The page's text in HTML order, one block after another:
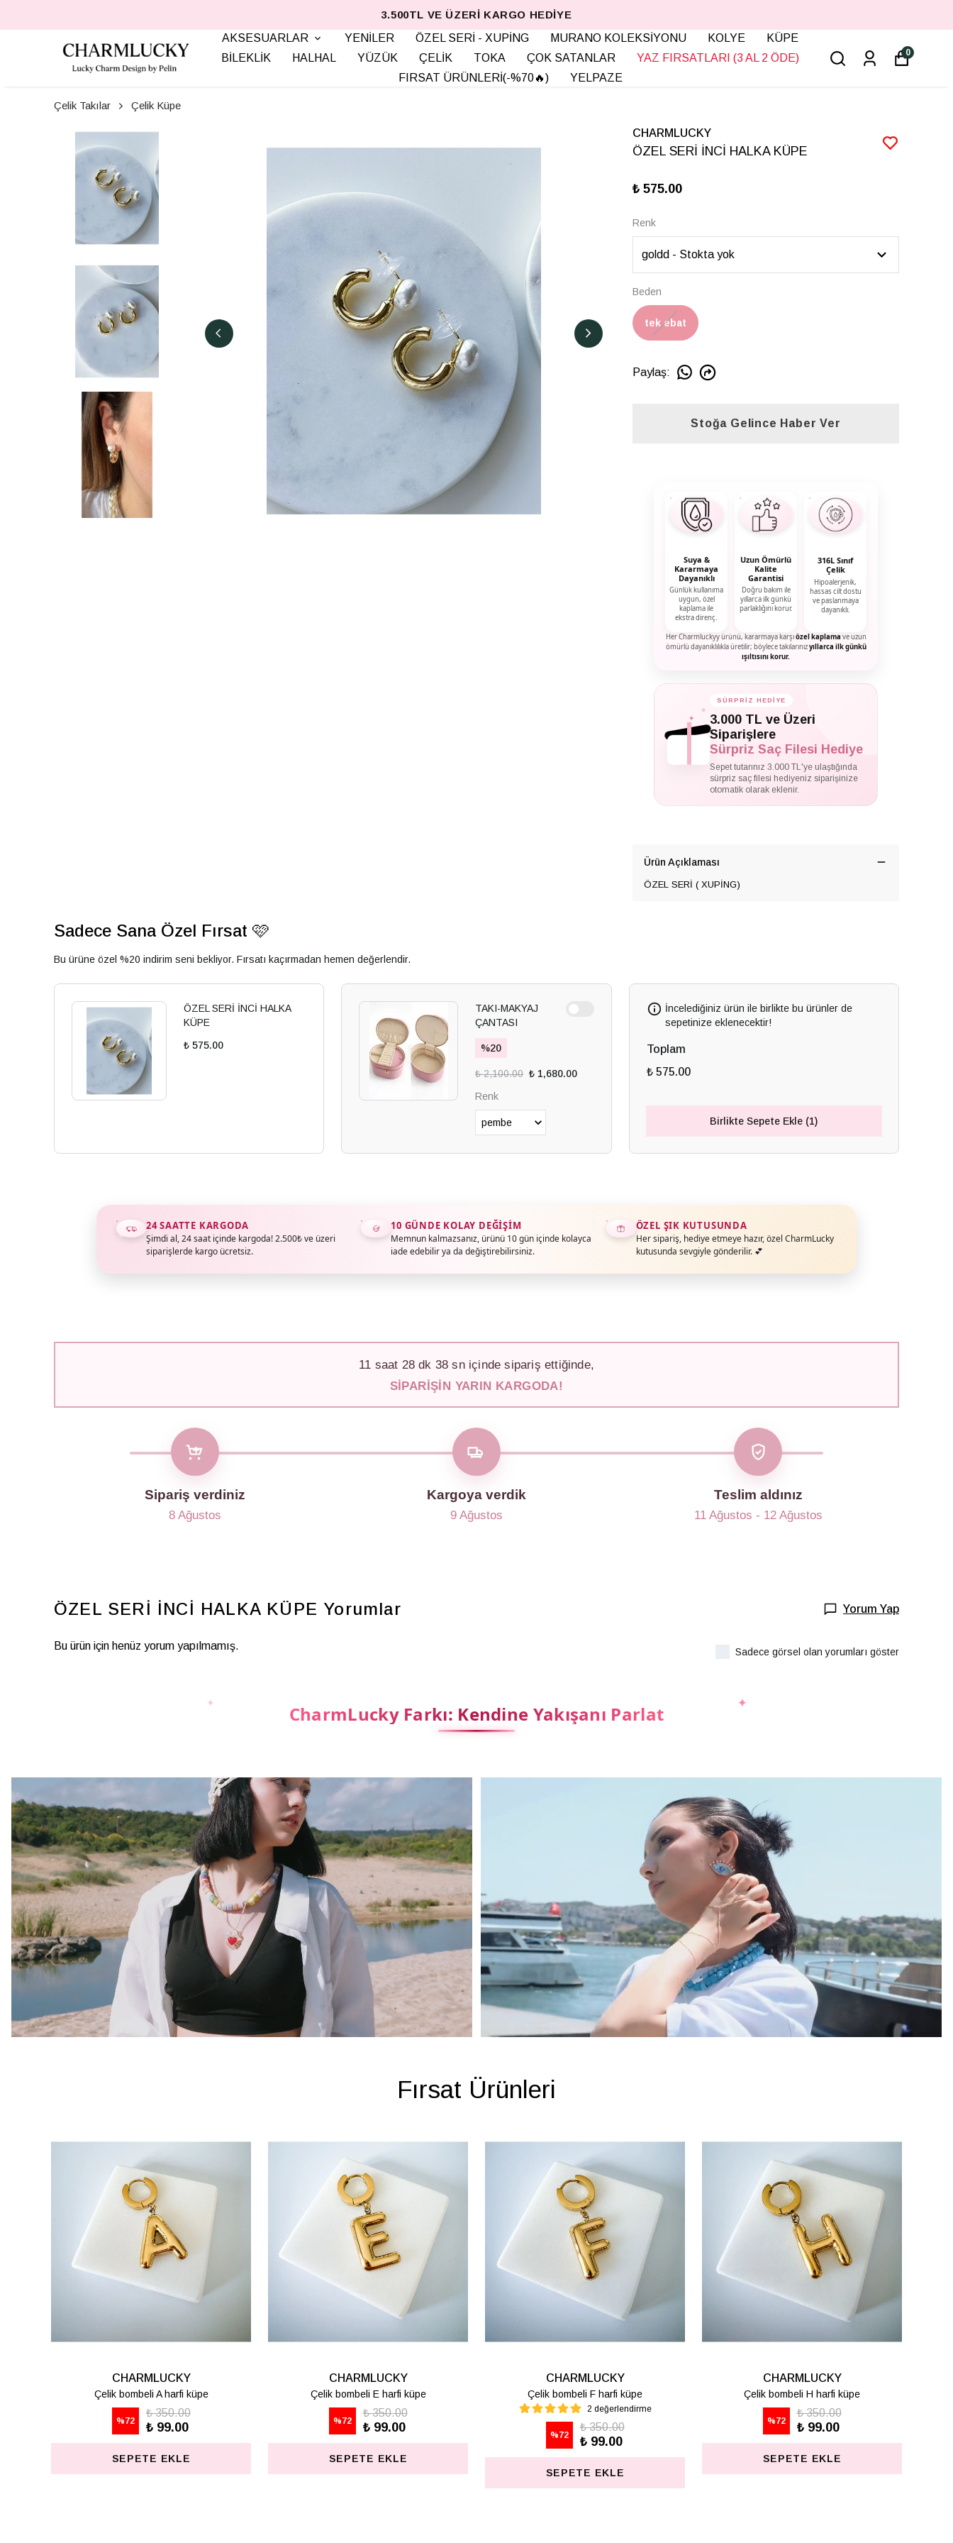
3.500TL VE ÜZERI KARGO HEDIYE
AKSESUARLAR
YENİLER ÖZEL SERİ - XUPİNG MURANO KOLEKSİYONU KOLYE
KÜPE
BİLEKLİK
HALHAL YÜZÜK ÇELİK TOKA ÇOK SATANLAR
YAZ FIRSATLARI (3 AL 2 ÖDE)
FIRSAT ÜRÜNLERİ(-%70🔥)
YELPAZE
0
Çelik Takılar Çelik Küpe
CHARMLUCKY
ÖZEL SERİ İNCİ HALKA KÜPE
₺ 575.00
Renk
Beden
tek ebat
Paylaş:
Stoğa Gelince Haber Ver
Suya &
Kararmaya
Dayanıklı
Günlük kullanıma
uygun, özel
kaplama ile
ekstra direnç.
Uzun Ömürlü
Kalite
Garantisi
Doğru bakım ile
yıllarca ilk günkü
parlaklığını korur.
316L Sınıf
Çelik
Hipoalerjenik,
hassas cilt dostu
ve paslanmaya
dayanıklı.
Her Charmluckyy ürünü, kararmaya karşıözel kaplama ve uzun
ömürlü dayanıklılıkla üretilir; böylece takılarınızyıllarca ilk günkü
ışıltısını korur.
✦
✦
SÜRPRİZ HEDİYE
3.000 TL ve Üzeri
Siparişlere
Sürpriz Saç Filesi Hediye
Sepet tutarınız 3.000 TL'ye ulaştığında
sürpriz saç filesi hediyeniz siparişinize
otomatik olarak eklenir.
Ürün Açıklaması
ÖZEL SERİ ( XUPİNG)
Sadece Sana Özel Fırsat 🩷
Bu ürüne özel %20 indirim seni bekliyor. Fırsatı kaçırmadan hemen değerlendir.
ÖZEL SERİ İNCİ HALKA
KÜPE
₺ 575.00
TAKI-MAKYAJ
ÇANTASI
%20
₺ 2,100.00 ₺ 1,680.00
Renk
İncelediğiniz ürün ile birlikte bu ürünler de
sepetinize eklenecektir!
Toplam
₺ 575.00
Birlikte Sepete Ekle (1)
24 SAATTE KARGODA
Şimdi al, 24 saat içinde kargoda! 2.500₺ ve üzeri
siparişlerde kargo ücretsiz.
10 GÜNDE KOLAY DEĞIŞIM
Memnun kalmazsanız, ürünü 10 gün içinde kolayca
iade edebilir ya da değiştirebilirsiniz.
ÖZEL ŞIK KUTUSUNDA
Her sipariş, hediye etmeye hazır, özel CharmLucky
kutusunda sevgiyle gönderilir. 💕
11 saat 28dk 35 sn içinde sipariş ettiğinde,
SIPARIŞIN YARIN KARGODA!
Sipariş verdiniz
8 Ağustos
Kargoya verdik
9 Ağustos
Teslim aldınız
11 Ağustos - 12 Ağustos
ÖZEL SERİ İNCİ HALKA KÜPE Yorumlar Yorum Yap
Bu ürün için henüz yorum yapılmamış. Sadece görsel olan yorumları göster
CharmLucky Farkı: Kendine Yakışanı Parlat
Fırsat Ürünleri
CHARMLUCKY
Çelik bombeli K harfi küpe
%72
₺ 350.00
₺ 99.00
SEPETE EKLE
CHARMLUCKY
Çelik bombeli M harfi lüpe
1 değerlendirme
%72
₺ 350.00
₺ 99.00
SEPETE EKLE
CHARMLUCKY
Çelik bombeli S harfi küpe
%72
₺ 350.00
₺ 99.00
SEPETE EKLE
CHARMLUCKY
Çelik bombeli T harfi küpe
%72
₺ 350.00
₺ 99.00
SEPETE EKLE